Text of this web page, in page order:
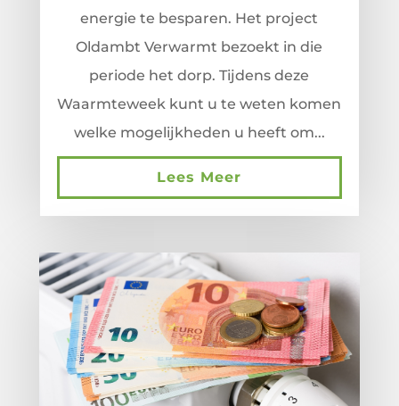
energie te besparen. Het project
Oldambt Verwarmt bezoekt in die
periode het dorp. Tijdens deze
Waarmteweek kunt u te weten komen
welke mogelijkheden u heeft om...
Lees Meer